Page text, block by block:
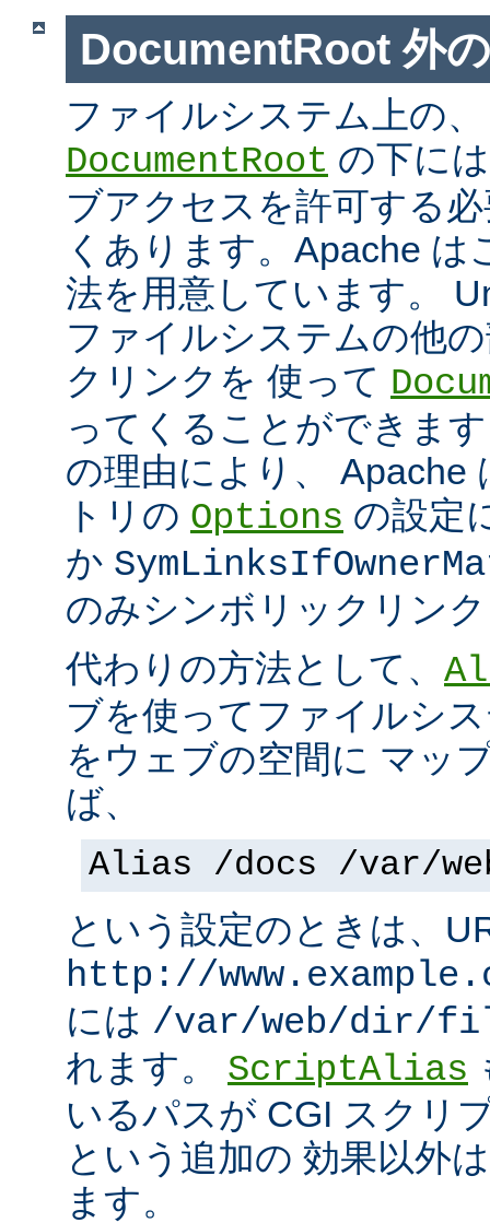
DocumentRoot 外
ファイルシステム上の
DocumentRoot の下に
ブアクセスを許可する
くあります。Apache は
法を用意しています。
ファイルシステムの他
クリンクを 使って
ってくることができま
の理由により、 Apache
トリの Options の設定
か
のみシンボリックリン
代わりの方法として、
ブを使ってファイルシ
をウェブの空間に マッ
ば、
Alias /docs /var/
という設定のときは、
http://
には /var/web/dir/
れます。 ScriptAlias
いるパスが CGI スクリ
という追加の 効果以外
ます。